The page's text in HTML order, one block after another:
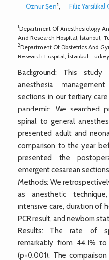
Öznur Şen1, Filiz Yarsilikal
1Department Of Anesthesiology
And Research Hospital, İstanbul,
2Department Of Obstetrics And
Research Hospital, İstanbul, Turkey
Background: This
anesthesia
sections in our tertiary
pandemic. We searched
spinal to general
presented adult and
comparison to the year
presented the
emergent cesarean
Methods: We
as anesthetic
intensive care, duration of
PCR result, and newborn
Results: The rate of
remarkably from 44.1%
(p=0.001). The